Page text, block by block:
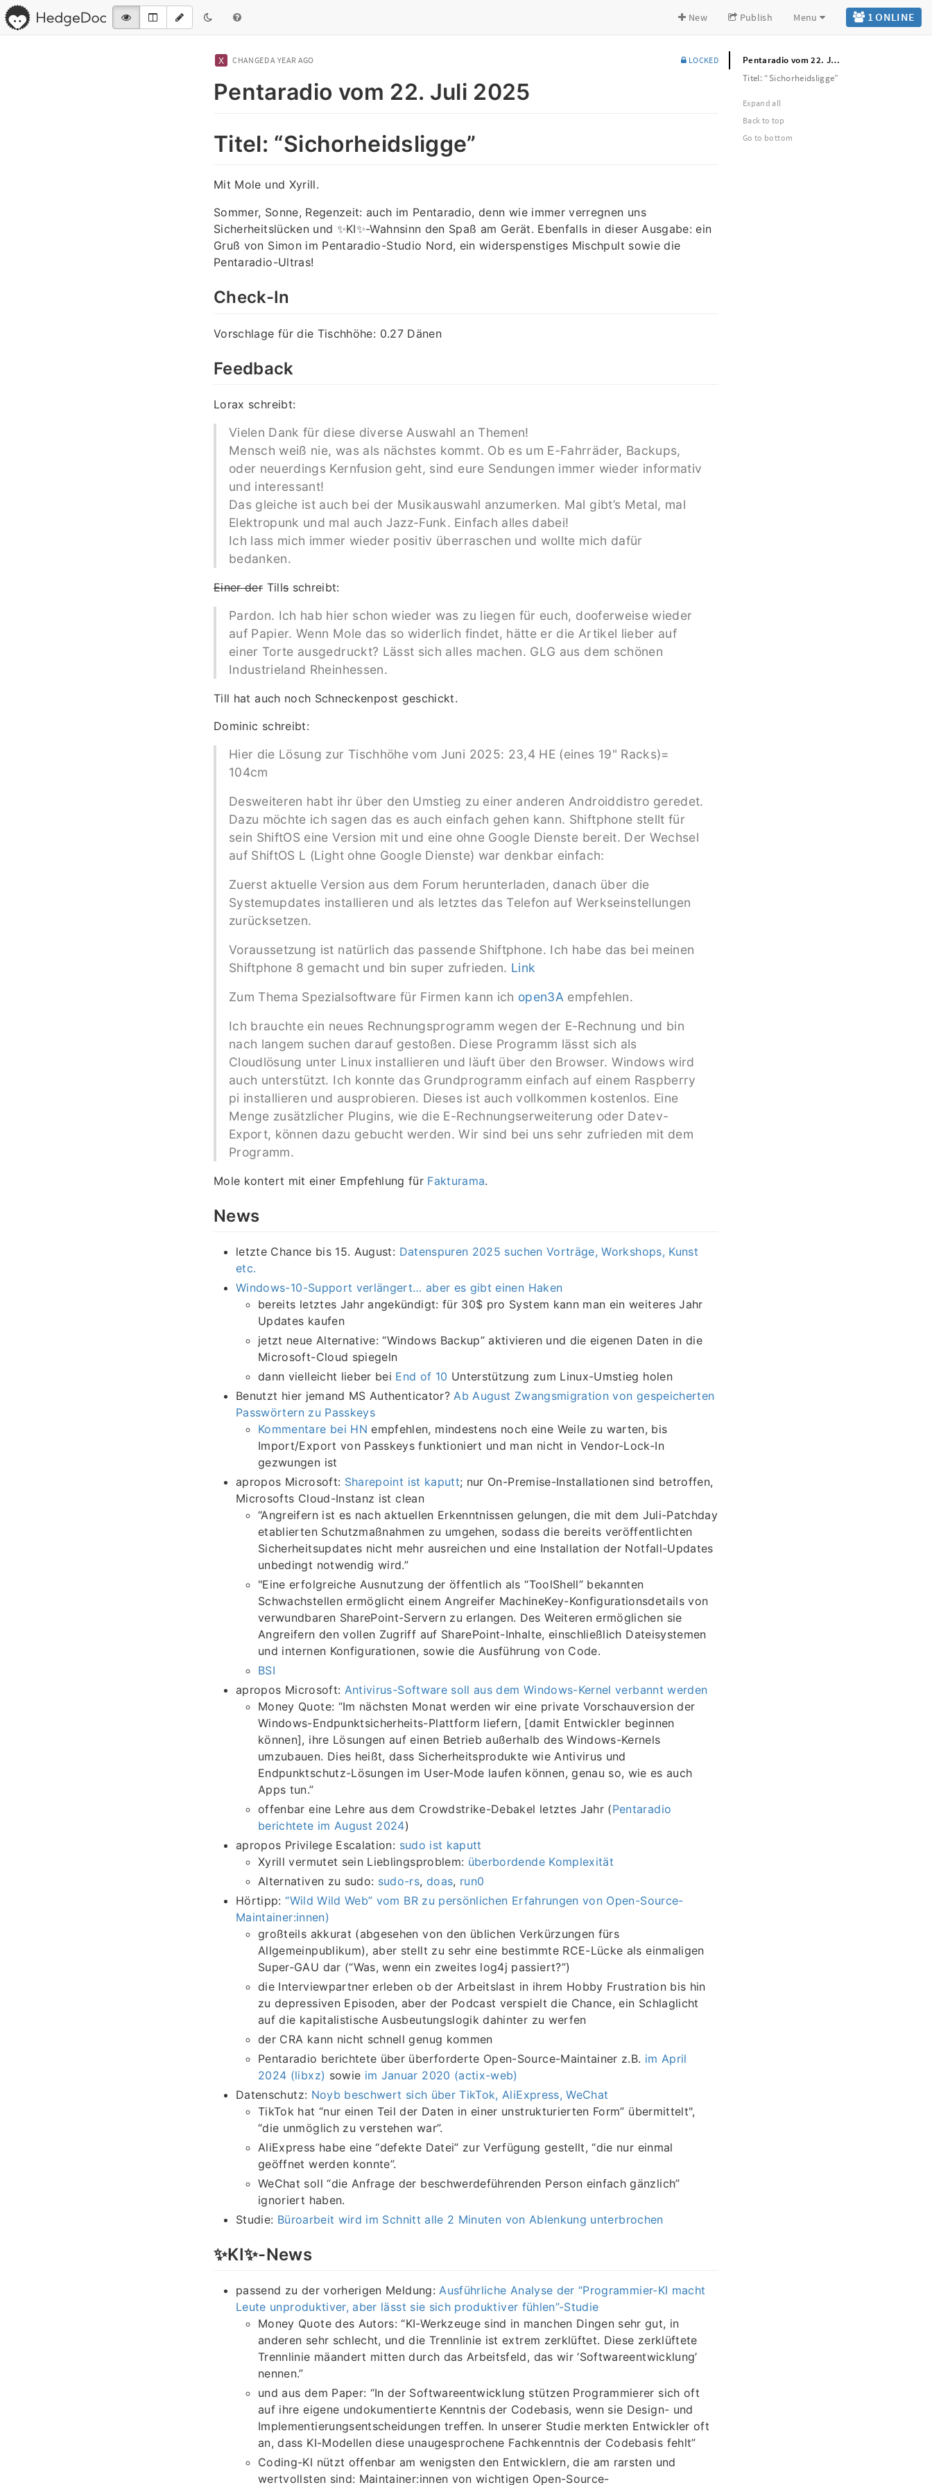
1 ONLINE
New Publish Menu
CHANGEDA YEAR AGO LOCKED
Pentaradio vom 22. Juli 2025
Titel: “Sichorheidsligge”
Mit Mole und Xyrill.
Sommer, Sonne, Regenzeit: auch im Pentaradio, denn wie immer verregnen uns
Sicherheitslücken und ✨KI✨-Wahnsinn den Spaß am Gerät. Ebenfalls in dieser Ausgabe: ein
Gruß von Simon im Pentaradio-Studio Nord, ein widerspenstiges Mischpult sowie die
Pentaradio-Ultras!
Check-In
Vorschlage für die Tischhöhe: 0.27 Dänen
Feedback
Lorax schreibt:
Vielen Dank für diese diverse Auswahl an Themen!
Mensch weiß nie, was als nächstes kommt. Ob es um E-Fahrräder, Backups,
oder neuerdings Kernfusion geht, sind eure Sendungen immer wieder informativ
und interessant!
Das gleiche ist auch bei der Musikauswahl anzumerken. Mal gibt’s Metal, mal
Elektropunk und mal auch Jazz-Funk. Einfach alles dabei!
Ich lass mich immer wieder positiv überraschen und wollte mich dafür
bedanken.
Einer derTillsschreibt:
Pardon. Ich hab hier schon wieder was zu liegen für euch, dooferweise wieder
auf Papier. Wenn Mole das so widerlich findet, hätte er die Artikel lieber auf
einer Torte ausgedruckt? Lässt sich alles machen. GLG aus dem schönen
Industrieland Rheinhessen.
Till hat auch noch Schneckenpost geschickt.
Dominic schreibt:
Hier die Lösung zur Tischhöhe vom Juni 2025: 23,4 HE (eines 19" Racks)=
104cm
Desweiteren habt ihr über den Umstieg zu einer anderen Androiddistro geredet.
Dazu möchte ich sagen das es auch einfach gehen kann. Shiftphone stellt für
sein ShiftOS eine Version mit und eine ohne Google Dienste bereit. Der Wechsel
auf ShiftOS L (Light ohne Google Dienste) war denkbar einfach:
Zuerst aktuelle Version aus dem Forum herunterladen, danach über die
Systemupdates installieren und als letztes das Telefon auf Werkseinstellungen
zurücksetzen.
Voraussetzung ist natürlich das passende Shiftphone. Ich habe das bei meinen
Shiftphone 8 gemacht und bin super zufrieden. Link
Zum Thema Spezialsoftware für Firmen kann ich open3A empfehlen.
Ich brauchte ein neues Rechnungsprogramm wegen der E-Rechnung und bin
nach langem suchen darauf gestoßen. Diese Programm lässt sich als
Cloudlösung unter Linux installieren und läuft über den Browser. Windows wird
auch unterstützt. Ich konnte das Grundprogramm einfach auf einem Raspberry
pi installieren und ausprobieren. Dieses ist auch vollkommen kostenlos. Eine
Menge zusätzlicher Plugins, wie die E-Rechnungserweiterung oder Datev-
Export, können dazu gebucht werden. Wir sind bei uns sehr zufrieden mit dem
Programm.
Mole kontert mit einer Empfehlung für Fakturama.
News
letzte Chance bis 15. August: Datenspuren 2025 suchen Vorträge, Workshops, Kunst
etc.
Windows-10-Support verlängert… aber es gibt einen Haken
bereits letztes Jahr angekündigt: für 30$ pro System kann man ein weiteres Jahr
Updates kaufen
jetzt neue Alternative: “Windows Backup” aktivieren und die eigenen Daten in die
Microsoft-Cloud spiegeln
dann vielleicht lieber bei End of 10 Unterstützung zum Linux-Umstieg holen
Benutzt hier jemand MS Authenticator? Ab August Zwangsmigration von gespeicherten
Passwörtern zu Passkeys
Kommentare bei HN empfehlen, mindestens noch eine Weile zu warten, bis
Import/Export von Passkeys funktioniert und man nicht in Vendor-Lock-In
gezwungen ist
apropos Microsoft: Sharepoint ist kaputt; nur On-Premise-Installationen sind betroffen,
Microsofts Cloud-Instanz ist clean
“Angreifern ist es nach aktuellen Erkenntnissen gelungen, die mit dem Juli-Patchday
etablierten Schutzmaßnahmen zu umgehen, sodass die bereits veröffentlichten
Sicherheitsupdates nicht mehr ausreichen und eine Installation der Notfall-Updates
unbedingt notwendig wird.”
"Eine erfolgreiche Ausnutzung der öffentlich als “ToolShell” bekannten
Schwachstellen ermöglicht einem Angreifer MachineKey-Konfigurationsdetails von
verwundbaren SharePoint-Servern zu erlangen. Des Weiteren ermöglichen sie
Angreifern den vollen Zugriff auf SharePoint-Inhalte, einschließlich Dateisystemen
und internen Konfigurationen, sowie die Ausführung von Code.
BSI
apropos Microsoft: Antivirus-Software soll aus dem Windows-Kernel verbannt werden
Money Quote: “Im nächsten Monat werden wir eine private Vorschauversion der
Windows-Endpunktsicherheits-Plattform liefern, [damit Entwickler beginnen
können], ihre Lösungen auf einen Betrieb außerhalb des Windows-Kernels
umzubauen. Dies heißt, dass Sicherheitsprodukte wie Antivirus und
Endpunktschutz-Lösungen im User-Mode laufen können, genau so, wie es auch
Apps tun.”
offenbar eine Lehre aus dem Crowdstrike-Debakel letztes Jahr (Pentaradio
berichtete im August 2024)
apropos Privilege Escalation: sudo ist kaputt
Xyrill vermutet sein Lieblingsproblem: überbordende Komplexität
Alternativen zu sudo: sudo-rs, doas, run0
Hörtipp:“Wild Wild Web” vom BR zu persönlichen Erfahrungen von Open-Source-
Maintainer:innen)
großteils akkurat (abgesehen von den üblichen Verkürzungen fürs
Allgemeinpublikum), aber stellt zu sehr eine bestimmte RCE-Lücke als einmaligen
Super-GAU dar (“Was, wenn ein zweites log4j passiert?”)
die Interviewpartner erleben ob der Arbeitslast in ihrem Hobby Frustration bis hin
zu depressiven Episoden, aber der Podcast verspielt die Chance, ein Schlaglicht
auf die kapitalistische Ausbeutungslogik dahinter zu werfen
der CRA kann nicht schnell genug kommen
Pentaradio berichtete über überforderte Open-Source-Maintainer z.B. im April
2024 (libxz) sowie im Januar 2020 (actix-web)
Datenschutz: Noyb beschwert sich über TikTok, AliExpress, WeChat
TikTok hat “nur einen Teil der Daten in einer unstrukturierten Form” übermittelt",
“die unmöglich zu verstehen war”.
AliExpress habe eine “defekte Datei” zur Verfügung gestellt, “die nur einmal
geöffnet werden konnte”.
WeChat soll “die Anfrage der beschwerdeführenden Person einfach gänzlich”
ignoriert haben.
Studie: Büroarbeit wird im Schnitt alle 2 Minuten von Ablenkung unterbrochen
✨KI✨-News
passend zu der vorherigen Meldung:Ausführliche Analyse der “Programmier-KI macht
Leute unproduktiver, aber lässt sie sich produktiver fühlen”-Studie
Money Quote des Autors: “KI-Werkzeuge sind in manchen Dingen sehr gut, in
anderen sehr schlecht, und die Trennlinie ist extrem zerklüftet. Diese zerklüftete
Trennlinie mäandert mitten durch das Arbeitsfeld, das wir ‘Softwareentwicklung’
nennen.”
und aus dem Paper: “In der Softwareentwicklung stützen Programmierer sich oft
auf ihre eigene undokumentierte Kenntnis der Codebasis, wenn sie Design- und
Implementierungsentscheidungen treffen. In unserer Studie merkten Entwickler oft
an, dass KI-Modellen diese unaugesprochene Fachkenntnis der Codebasis fehlt”
Coding-KI nützt offenbar am wenigsten den Entwicklern, die am rarsten und
wertvollsten sind: Maintainer:innen von wichtigen Open-Source-
Pentaradio vom 22. Juli 2025
Titel: “Sichorheidsligge”
Expand all
Back to top
Go to bottom